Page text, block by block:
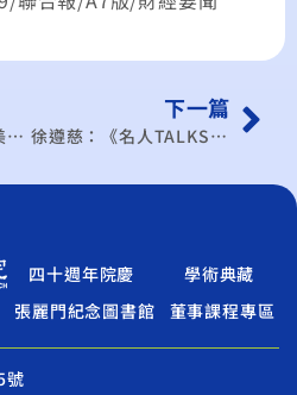
李淳：《名家觀點》美中兩強的路徑日漸清晰
下一篇
徐遵慈：《名人TALKS》半導體供應鏈在地化 拜登政府「期中考」 (下)
四十週年院慶
學術典藏
張麗門紀念圖書館
董事課程專區
號